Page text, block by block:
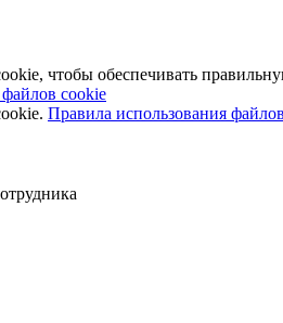
чтобы обеспечивать
cookie
Правила использования